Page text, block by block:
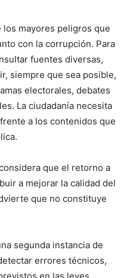
los mayores peligros que
con la corrupción. Para
fuentes diversas,
siempre que sea posible,
electorales, debates
La ciudadanía necesita
a los contenidos que
que el retorno a
a mejorar la calidad del
que no constituye
segunda instancia de
errores técnicos,